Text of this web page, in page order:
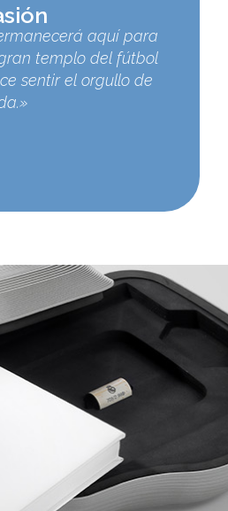
aquí para
templo del fútbol
sentir el orgullo de